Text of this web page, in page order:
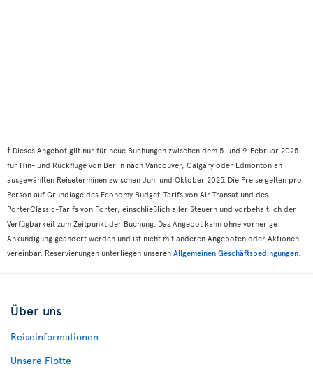
† Dieses Angebot gilt nur für neue Buchungen zwischen dem 5. und 9. Februar 2025
für Hin- und Rückflüge von Berlin nach Vancouver, Calgary oder Edmonton an
ausgewählten Reiseterminen zwischen Juni und Oktober 2025. Die Preise gelten pro
Person auf Grundlage des Economy Budget-Tarifs von Air Transat und des
PorterClassic-Tarifs von Porter, einschließlich aller Steuern und vorbehaltlich der
Verfügbarkeit zum Zeitpunkt der Buchung. Das Angebot kann ohne vorherige
Ankündigung geändert werden und ist nicht mit anderen Angeboten oder Aktionen
vereinbar. Reservierungen unterliegen unseren Allgemeinen Geschäftsbedingungen
Über uns
Reiseinformationen
Unsere Flotte